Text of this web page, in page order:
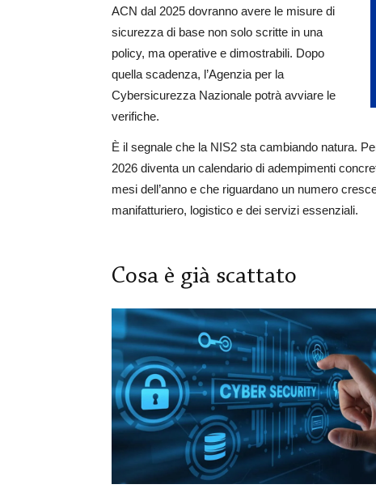
ACN dal 2025 dovranno avere le misure di
sicurezza di base non solo scritte in una
policy, ma operative e dimostrabili. Dopo
quella scadenza, l’Agenzia per la
Cybersicurezza Nazionale potrà avviare le
verifiche.
È il segnale che la NIS2 sta cambiando natura.
2026 diventa un calendario di adempimenti
mesi dell’anno e che riguardano un numero
manifatturiero, logistico e dei servizi essenziali.
Cosa è già scattato